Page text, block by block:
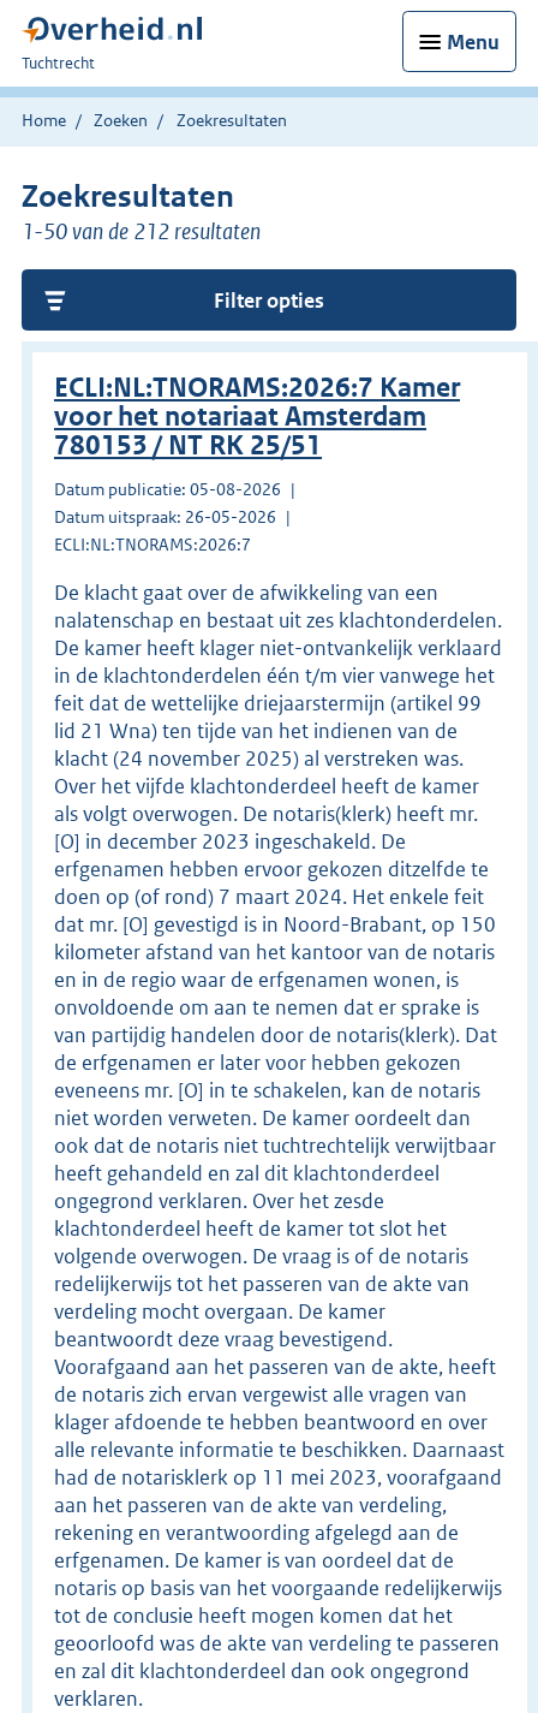
Menu
U
bent
hier:
Tuchtrecht
Home Zoeken Zoekresultaten
Zoekresultaten
1-50 van de 212 resultaten
Filter opties
ECLI:NL:TNORAMS:2026:7 Kamer
voor het notariaat Amsterdam
780153 / NT RK 25/51
Datum publicatie: 05-08-2026
Datum uitspraak: 26-05-2026
ECLI:NL:TNORAMS:2026:7
De klacht gaat over de afwikkeling van een
nalatenschap en bestaat uit zes klachtonderdelen.
De kamer heeft klager niet-ontvankelijk verklaard
in de klachtonderdelen één t/m vier vanwege het
feit dat de wettelijke driejaarstermijn (artikel 99
lid 21 Wna) ten tijde van het indienen van de
klacht (24 november 2025) al verstreken was.
Over het vijfde klachtonderdeel heeft de kamer
als volgt overwogen. De notaris(klerk) heeft mr.
[O] in december 2023 ingeschakeld. De
erfgenamen hebben ervoor gekozen ditzelfde te
doen op (of rond) 7 maart 2024. Het enkele feit
dat mr. [O] gevestigd is in Noord-Brabant, op 150
kilometer afstand van het kantoor van de notaris
en in de regio waar de erfgenamen wonen, is
onvoldoende om aan te nemen dat er sprake is
van partijdig handelen door de notaris(klerk). Dat
de erfgenamen er later voor hebben gekozen
eveneens mr. [O] in te schakelen, kan de notaris
niet worden verweten. De kamer oordeelt dan
ook dat de notaris niet tuchtrechtelijk verwijtbaar
heeft gehandeld en zal dit klachtonderdeel
ongegrond verklaren. Over het zesde
klachtonderdeel heeft de kamer tot slot het
volgende overwogen. De vraag is of de notaris
redelijkerwijs tot het passeren van de akte van
verdeling mocht overgaan. De kamer
beantwoordt deze vraag bevestigend.
Voorafgaand aan het passeren van de akte, heeft
de notaris zich ervan vergewist alle vragen van
klager afdoende te hebben beantwoord en over
alle relevante informatie te beschikken. Daarnaast
had de notarisklerk op 11 mei 2023, voorafgaand
aan het passeren van de akte van verdeling,
rekening en verantwoording afgelegd aan de
erfgenamen. De kamer is van oordeel dat de
notaris op basis van het voorgaande redelijkerwijs
tot de conclusie heeft mogen komen dat het
geoorloofd was de akte van verdeling te passeren
en zal dit klachtonderdeel dan ook ongegrond
verklaren.